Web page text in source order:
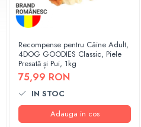
Recompense pentru Câine Adult,
4DOG GOODIES Classic, Piele
Presată și Pui, 1kg
75,99 RON
IN STOC
Adauga in cos